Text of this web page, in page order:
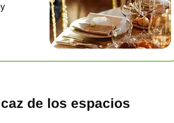
de los espacios